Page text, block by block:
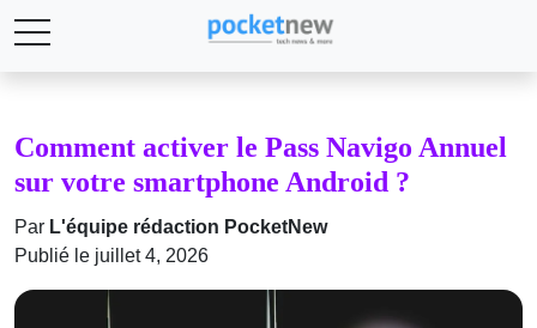
Comment activer le Pass Navigo Annuel
sur votre smartphone Android ?
Par L'équipe rédaction PocketNew
Publié le juillet 4, 2026